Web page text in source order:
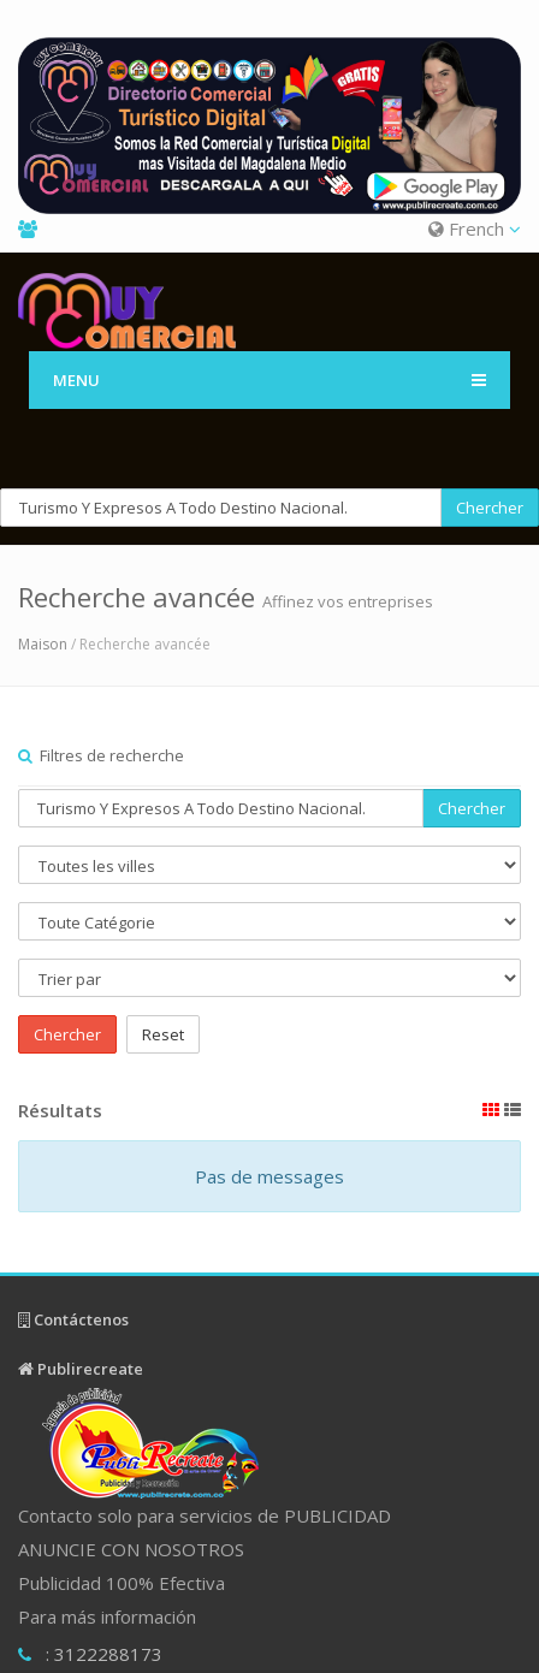
French
MENU
Chercher
Recherche avancée Affinez vos entreprises
Maison / Recherche avancée
Filtres de recherche
Chercher
Chercher Reset
Résultats
Pas de messages
Contáctenos
Publirecreate
Contacto solo para servicios de PUBLICIDAD
ANUNCIE CON NOSOTROS
Publicidad 100% Efectiva
Para más información
: 3122288173